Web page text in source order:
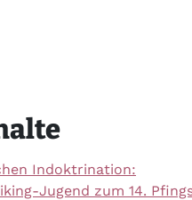
Indoktrination:
Jugend zum 14.